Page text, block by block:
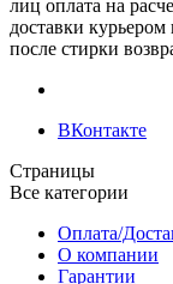
лиц оплата на
доставки
после стирки
ВКонтакте
Страницы
Все категории
Оплата/
О компании
Гарантии